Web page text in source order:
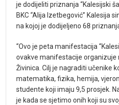
je dodijeliti priznanja “Kalesijski
BKC “Alija Izetbegović” Kalesija
na kojoj je dodijeljeno 68
“Ovo je peta manifestacija
ovakve manifestacije organizuje
Živinica. Cilj je nagraditi učenike
matematika, fizika, hemija,
studente koji imaju 9,5 prosjek.
je kada se sjetimo onih koji su